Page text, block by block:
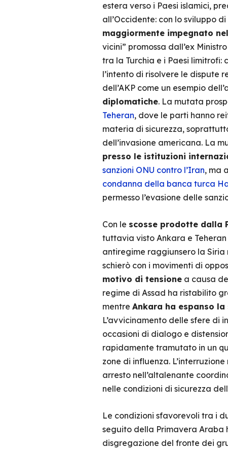
estera verso i Paesi islamici,
all’Occidente: con lo sviluppo
maggiormente impegnato
vicini” promossa dall’ex
tra la Turchia e i Paesi limitrofi:
l’intento di risolvere le dispute
dell’AKP come un esempio
diplomatiche. La mutata
Teheran, dove le parti hanno
materia di sicurezza,
dell’invasione americana. La
presso le istituzioni
sanzioni ONU contro l’Iran, ma
condanna della banca turca
permesso l’evasione delle
Con le scosse prodotte dalla
tuttavia visto Ankara e
antiregime raggiunsero la Siria
schierò con i movimenti di
motivo di tensionea causa
regime di Assad ha ristabilito
mentre Ankara ha espanso
L’avvicinamento delle sfere di
occasioni di dialogo e
rapidamente tramutato in un
zone di influenza.
arresto nell’altalenante
nelle condizioni di sicurezza
Le condizioni sfavorevoli tra i
seguito della Primavera Araba
disgregazione del fronte dei